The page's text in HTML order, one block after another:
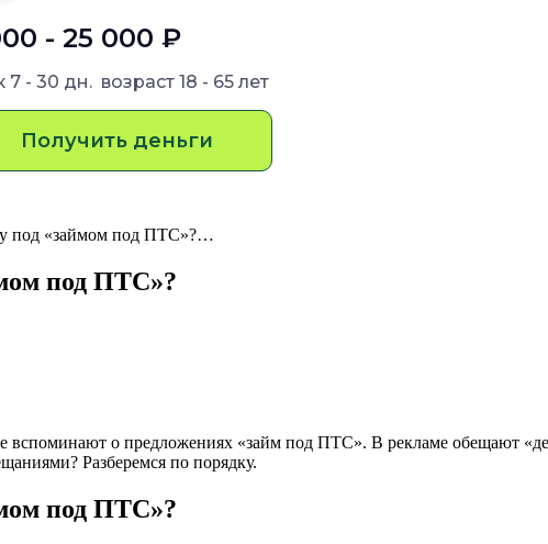
- 25 000 ₽
7 - 30 дн. возраст 18 - 65 лет
Получить деньги
под «займом под ПТС»?…
под ПТС»?
о предложениях «займ под ПТС». В рекламе обещают
Разберемся по порядку.
под ПТС»?